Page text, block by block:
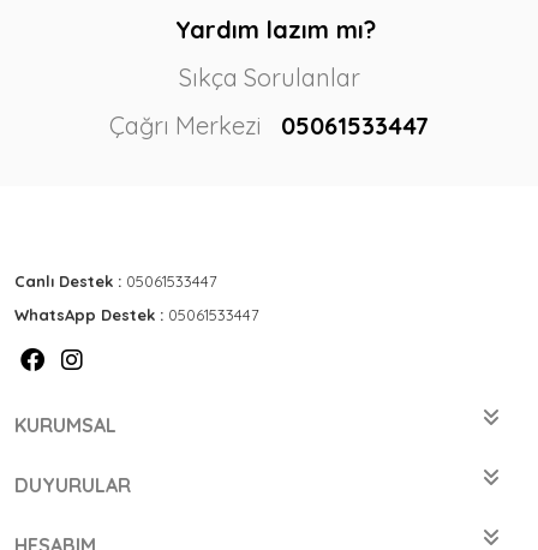
Yardım lazım mı?
Sıkça Sorulanlar
Çağrı Merkezi
05061533447
Canlı Destek : 05061533447
WhatsApp Destek : 05061533447
KURUMSAL
DUYURULAR
HESABIM